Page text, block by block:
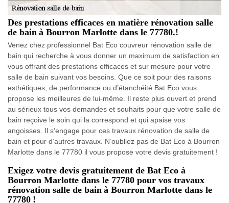
Des prestations efficaces en matière rénovation salle
de bain à Bourron Marlotte dans le 77780.!
Venez chez professionnel Bat Eco couvreur rénovation salle de
bain qui recherche à vous donner un maximum de satisfaction en
vous offrant des prestations efficaces et sur mesure pour votre
salle de bain suivant vos besoins. Que ce soit pour des raisons
esthétiques, de performance ou d’étanchéité Bat Eco vous
propose les meilleures de lui-même. Il reste plus ouvert et prend
au sérieux tous vos demandes et souhaits pour que votre salle de
bain reçoive le soin qui la correspond et qui apaise vos
angoisses. Il s’engage pour ces travaux rénovation de salle de
bain et pour d’autres travaux. N’oubliez pas de Bat Eco à Bourron
Marlotte dans le 77780 il vous propose votre devis gratuitement !
Exigez votre devis gratuitement de Bat Eco à
Bourron Marlotte dans le 77780 pour vos travaux
rénovation salle de bain à Bourron Marlotte dans le
77780 !